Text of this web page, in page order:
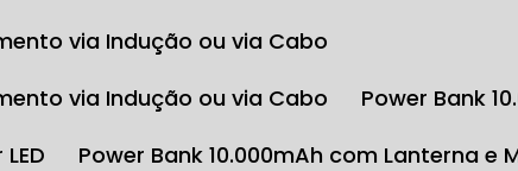
via Indução ou via Cabo
via Indução ou via Cabo
Power Bank
Power Bank 10.000mAh com Lanterna e